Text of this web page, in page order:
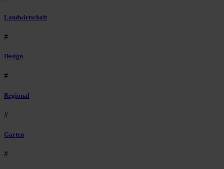
Landwirtschaft
#
Design
#
Regional
#
Garten
#